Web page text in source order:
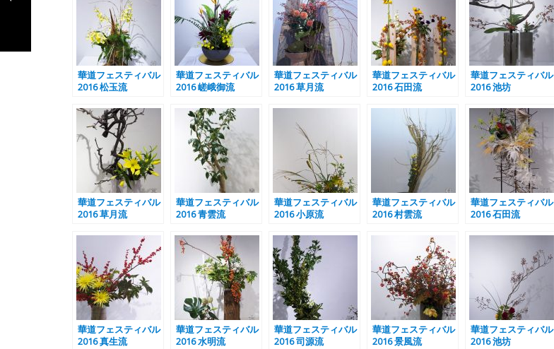
華道フェスティバル
2016 松玉流
華道フェスティバル
2016 嵯峨御流
華道フェスティバル
2016 草月流
華道フェスティバル
2016 石田流
華道フェスティバル
2016 池坊
華道フェスティバル
2016 草月流
華道フェスティバル
2016 青雲流
華道フェスティバル
2016 小原流
華道フェスティバル
2016 村雲流
華道フェスティバル
2016 石田流
華道フェスティバル
2016 真生流
華道フェスティバル
2016 水明流
華道フェスティバル
2016 司源流
華道フェスティバル
2016 景風流
華道フェスティバル
2016 池坊